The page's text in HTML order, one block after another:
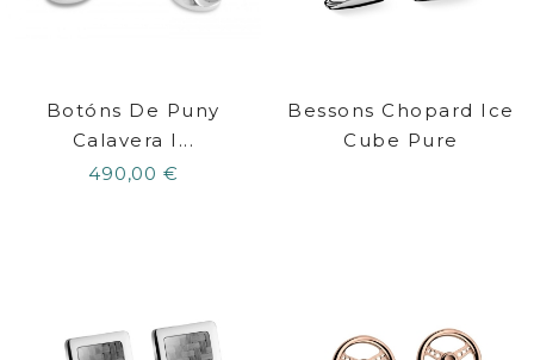
Botóns De Puny
Calavera I...
490,00 €
Bessons Chopard Ice
Cube Pure